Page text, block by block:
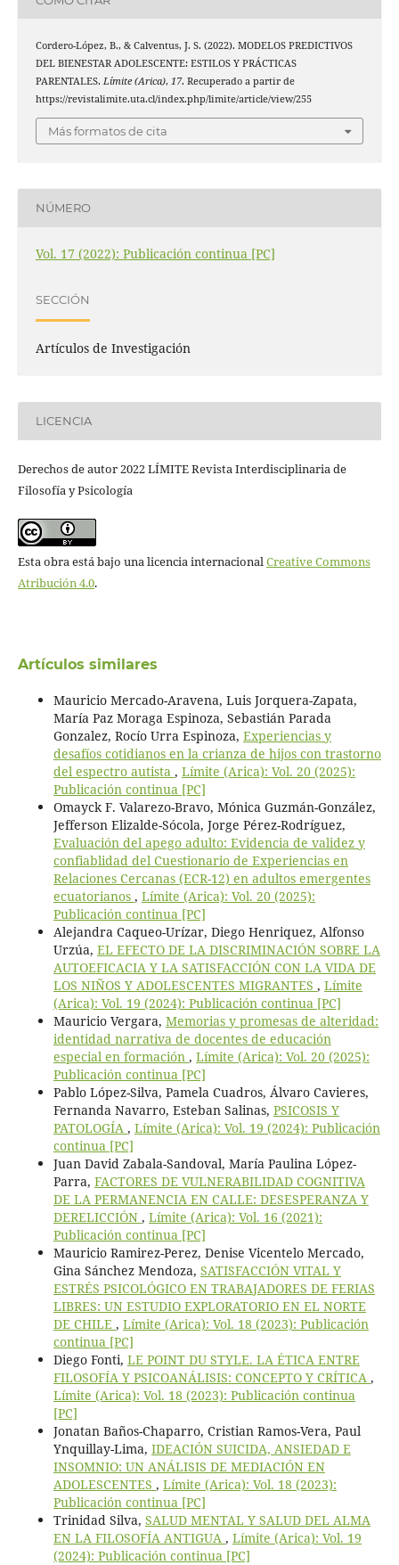
Cordero-López, B., & Calventus, J. S. (2022). MODELOS PREDICTIVOS
DEL BIENESTAR ADOLESCENTE: ESTILOS Y PRÁCTICAS
PARENTALES. Límite (Arica), 17. Recuperado a partir de
https://revistalimite.uta.cl/index.php/limite/article/view/255
Más formatos de cita
NÚMERO
Vol. 17 (2022): Publicación continua [PC]
SECCIÓN
Artículos de Investigación
LICENCIA
Derechos de autor 2022 LÍMITE Revista Interdisciplinaria de
Filosofía y Psicología
Esta obra está bajo una licencia internacionalCreative Commons
Atribución 4.0.
Artículos similares
Mauricio Mercado-Aravena, Luis Jorquera-Zapata,
María Paz Moraga Espinoza, Sebastián Parada
Gonzalez, Rocío Urra Espinoza, Experiencias y
desafíos cotidianos en la crianza de hijos con trastorno
del espectro autista , Límite (Arica): Vol. 20 (2025):
Publicación continua [PC]
Omayck F. Valarezo-Bravo, Mónica Guzmán-González,
Jefferson Elizalde-Sócola, Jorge Pérez-Rodríguez,
Evaluación del apego adulto: Evidencia de validez y
confiablidad del Cuestionario de Experiencias en
Relaciones Cercanas (ECR-12) en adultos emergentes
ecuatorianos , Límite (Arica): Vol. 20 (2025):
Publicación continua [PC]
Alejandra Caqueo-Urízar, Diego Henriquez, Alfonso
Urzúa, EL EFECTO DE LA DISCRIMINACIÓN SOBRE LA
AUTOEFICACIA Y LA SATISFACCIÓN CON LA VIDA DE
LOS NIÑOS Y ADOLESCENTES MIGRANTES , Límite
(Arica): Vol. 19 (2024): Publicación continua [PC]
Mauricio Vergara, Memorias y promesas de alteridad:
identidad narrativa de docentes de educación
especial en formación , Límite (Arica): Vol. 20 (2025):
Publicación continua [PC]
Pablo López-Silva, Pamela Cuadros, Álvaro Cavieres,
Fernanda Navarro, Esteban Salinas, PSICOSIS Y
PATOLOGÍA , Límite (Arica): Vol. 19 (2024): Publicación
continua [PC]
Juan David Zabala-Sandoval, María Paulina López-
Parra, FACTORES DE VULNERABILIDAD COGNITIVA
DE LA PERMANENCIA EN CALLE: DESESPERANZA Y
DERELICCIÓN , Límite (Arica): Vol. 16 (2021):
Publicación continua [PC]
Mauricio Ramirez-Perez, Denise Vicentelo Mercado,
Gina Sánchez Mendoza, SATISFACCIÓN VITAL Y
ESTRÉS PSICOLÓGICO EN TRABAJADORES DE FERIAS
LIBRES: UN ESTUDIO EXPLORATORIO EN EL NORTE
DE CHILE , Límite (Arica): Vol. 18 (2023): Publicación
continua [PC]
Diego Fonti, LE POINT DU STYLE. LA ÉTICA ENTRE
FILOSOFÍA Y PSICOANÁLISIS: CONCEPTO Y CRÍTICA ,
Límite (Arica): Vol. 18 (2023): Publicación continua
[PC]
Jonatan Baños-Chaparro, Cristian Ramos-Vera, Paul
Ynquillay-Lima, IDEACIÓN SUICIDA, ANSIEDAD E
INSOMNIO: UN ANÁLISIS DE MEDIACIÓN EN
ADOLESCENTES , Límite (Arica): Vol. 18 (2023):
Publicación continua [PC]
Trinidad Silva, SALUD MENTAL Y SALUD DEL ALMA
EN LA FILOSOFÍA ANTIGUA , Límite (Arica): Vol. 19
(2024): Publicación continua [PC]